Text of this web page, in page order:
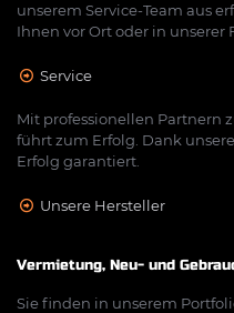
unserem Service-Team aus
Ihnen vor Ort oder in unserer
Service
Mit professionellen Partnern
führt zum Erfolg. Dank
Erfolg garantiert.
Unsere Hersteller
Vermietung, Neu- und
Sie finden in unserem